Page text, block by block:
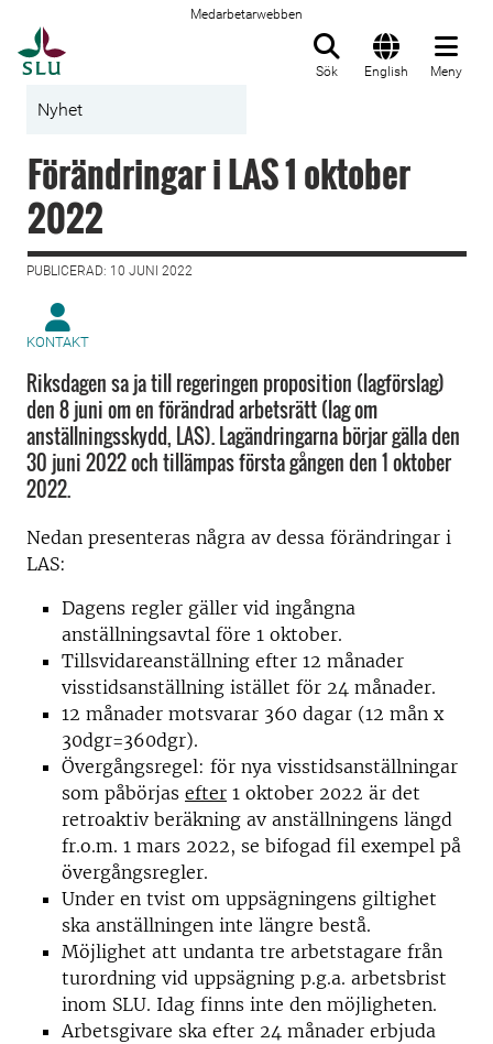
Medarbetarwebben
Sök English Meny
Nyhet
Förändringar i LAS 1 oktober
2022
PUBLICERAD: 10 JUNI 2022
KONTAKT
Riksdagen sa ja till regeringen proposition (lagförslag)
den 8 juni om en förändrad arbetsrätt (lag om
anställningsskydd, LAS). Lagändringarna börjar gälla den
30 juni 2022 och tillämpas första gången den 1 oktober
2022.
Nedan presenteras några av dessa förändringar i
LAS:
Dagens regler gäller vid ingångna
anställningsavtal före 1 oktober.
Tillsvidareanställning efter 12 månader
visstidsanställning istället för 24 månader.
12 månader motsvarar 360 dagar (12 mån x
30dgr=360dgr).
Övergångsregel: för nya visstidsanställningar
som påbörjas efter 1 oktober 2022 är det
retroaktiv beräkning av anställningens längd
fr.o.m. 1 mars 2022, se bifogad fil exempel på
övergångsregler.
Under en tvist om uppsägningens giltighet
ska anställningen inte längre bestå.
Möjlighet att undanta tre arbetstagare från
turordning vid uppsägning p.g.a. arbetsbrist
inom SLU. Idag finns inte den möjligheten.
Arbetsgivare ska efter 24 månader erbjuda